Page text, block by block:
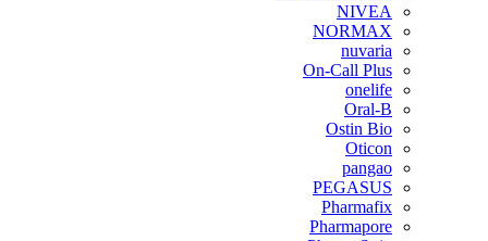
NIVEA
NORMAX
nuvaria
On-Call Plus
onelife
Oral-B
Ostin Bio
Oticon
pangao
PEGASUS
Pharmafix
Pharmapore